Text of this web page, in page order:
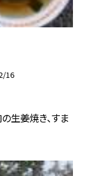
16
生姜焼き、すま